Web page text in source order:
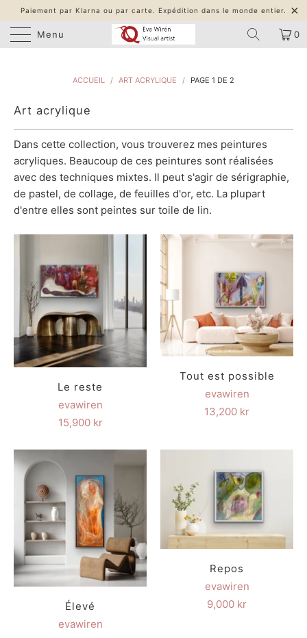
Paiement par Klarna ou par carte. Expédition dans le monde entier.
Menu 0
ACCUEIL / ART ACRYLIQUE / PAGE 1 DE 2
Art acrylique
Dans cette collection, vous trouverez mes peintures
acryliques. Beaucoup de ces peintures sont réalisées
avec des techniques mixtes. Il peut s'agir de sérigraphie,
de pastel, de collage, de feuilles d'or, etc. La plupart
d'entre elles sont peintes sur toile de lin.
Le reste
evawiren
15,900 kr
Tout est possible
evawiren
13,200 kr
Élevé
evawiren
Repos
evawiren
9,000 kr